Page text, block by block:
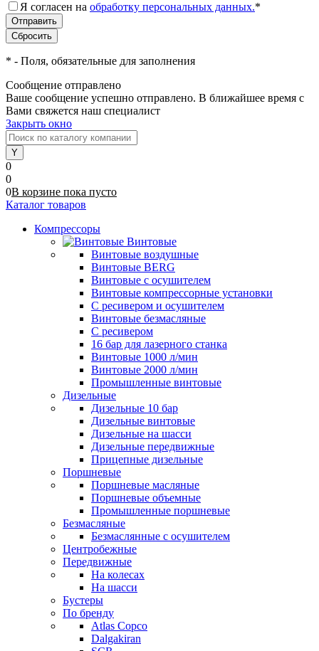
Я согласен на обработку персональных данных.*
* - Поля, обязательные для заполнения
Сообщение отправлено
Ваше сообщение успешно отправлено. В ближайшее время с
Вами свяжется наш специалист
Закрыть окно
0
0
0В корзине пока пусто
Каталог товаров
Компрессоры
Винтовые
Винтовые воздушные
Винтовые BERG
Винтовые с осушителем
Винтовые компрессорные установки
C ресивером и осушителем
Винтовые безмасляные
C ресивером
16 бар для лазерного станка
Винтовые 1000 л/мин
Винтовые 2000 л/мин
Промышленные винтовые
Дизельные
Дизельные 10 бар
Дизельные винтовые
Дизельные на шасси
Дизельные передвижные
Прицепные дизельные
Поршневые
Поршневые масляные
Поршневые объемные
Промышленные поршневые
Безмасляные
Безмаслянные с осушителем
Центробежные
Передвижные
На колесах
На шасси
Бустеры
По бренду
Atlas Copco
Dalgakiran